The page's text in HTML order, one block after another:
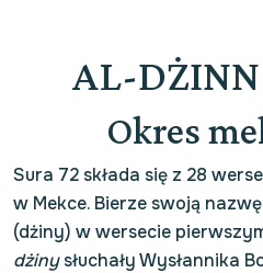
AL-
Okres
Sura 72 składa się z 28
w Mekce. Bierze swoją
(dżiny) w wersecie
dżinysłuchały Wysłannika